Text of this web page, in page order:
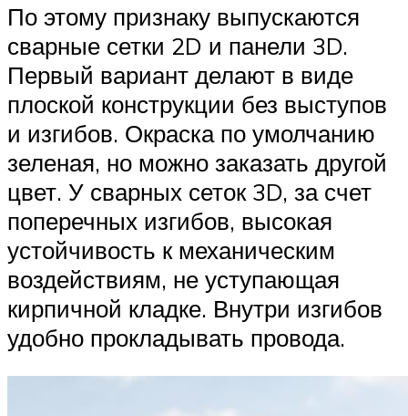
По этому признаку выпускаются
сварные сетки 2D и панели 3D.
Первый вариант делают в виде
плоской конструкции без выступов
и изгибов. Окраска по умолчанию
зеленая, но можно заказать другой
цвет. У сварных сеток 3D, за счет
поперечных изгибов, высокая
устойчивость к механическим
воздействиям, не уступающая
кирпичной кладке. Внутри изгибов
удобно прокладывать провода.